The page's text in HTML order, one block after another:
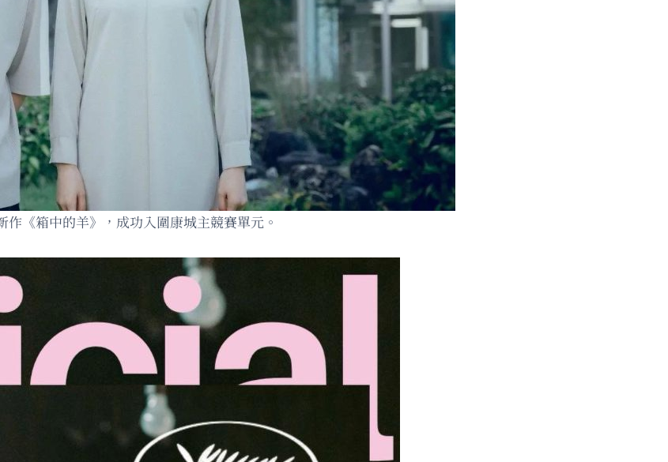
《箱中的羊》，成功入圍康城主競賽單元。